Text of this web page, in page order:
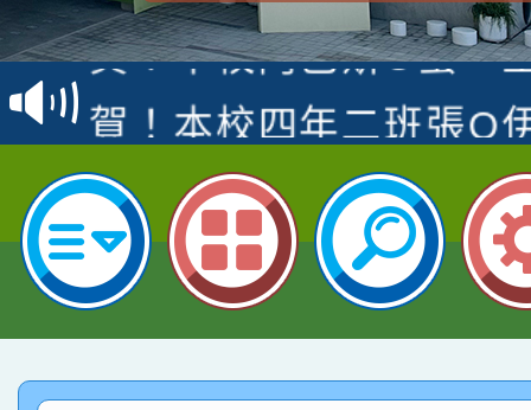
賽 洪綺君教師榮獲社
名
賀！本校阿巴斯O蜜、
倩參加桃園市科展 國
名 指導老師王老師、
賀！本校四年二班張O
園市英語競賽國小朗讀
指導老師林老師
賀！本校參加桃園市中
賽 劉文瑛教師榮獲教
臺灣台語-第二名
賀！本校參與2026世
市賽榮獲科學小創客佳
賀！本校參加桃園市中
賀！本校阿巴斯O蜜、